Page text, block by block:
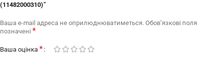
(11482000310)”
Ваша e-mail адреса не оприлюднюватиметься. Обов’язкові поля
позначені *
Ваша оцінка *